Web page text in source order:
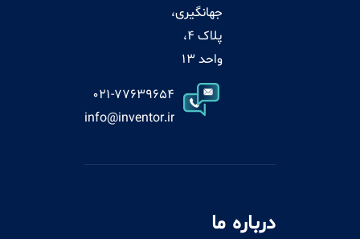
جهانگیری،
پلاک 4،
واحد 13
021-77639654
info@inventor.ir
درباره ما